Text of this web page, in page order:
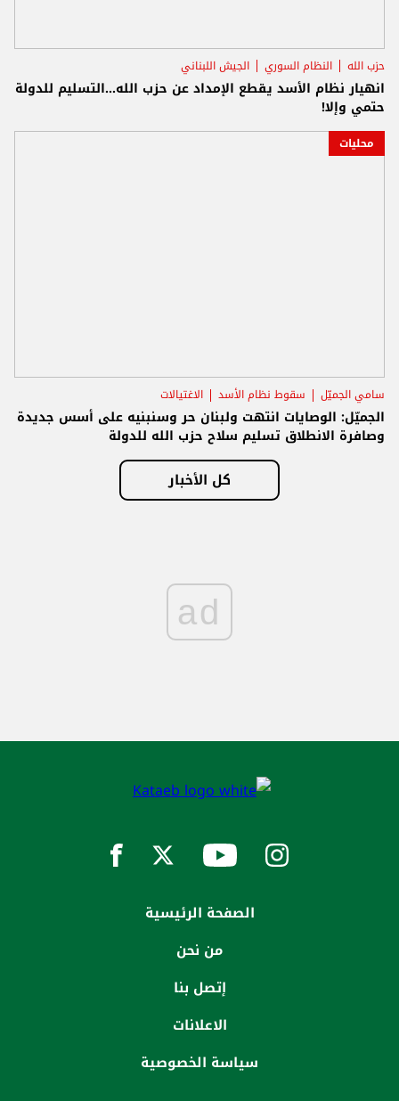
حزب الله النظام السوري الجيش اللبناني
انهيار نظام الأسد يقطع الإمداد عن حزب الله...التسليم للدولة
حتمي وإلا!
محليات
سامي الجميّل سقوط نظام الأسد الاغتيالات
الجميّل: الوصايات انتهت ولبنان حر وسنبنيه على أسس جديدة
وصافرة الانطلاق تسليم سلاح حزب الله للدولة
كل الأخبار
ad
الصفحة الرئيسية
من نحن
إتصل بنا
الاعلانات
سياسة الخصوصية